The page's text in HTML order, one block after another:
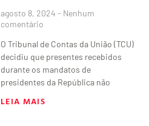
agosto 8, 2024 Nenhum
comentário
O Tribunal de Contas da União (TCU)
decidiu que presentes recebidos
durante os mandatos de
presidentes da República não
LEIA MAIS